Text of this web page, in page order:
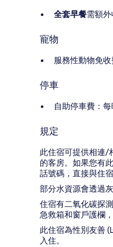
全套早餐需額
寵物
服務性動物免
停車
自助停車費：每
規定
此住宿可提供相連/
的客房。如果您有
話號碼，直接與住宿
部分水資源會透過
住宿有二氧化碳探
急救箱和窗戶護欄
此住宿為性別友善
入住。